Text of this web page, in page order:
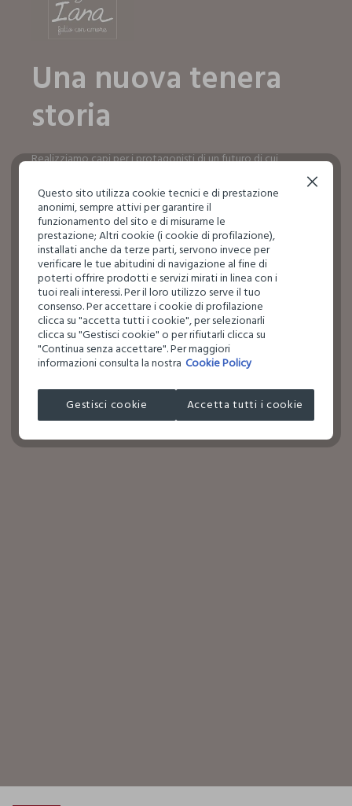
Una nuova tenera
storia
Realizziamo capi per i protagonisti di un futuro di cui
SCOPRI IL MONDO IANA
SCOPRI IL MONDO IANA
Questo sito utilizza cookie tecnici e di prestazione
anonimi, sempre attivi per garantire il
funzionamento del sito e di misurarne le
prestazione; Altri cookie (i cookie di profilazione),
installati anche da terze parti, servono invece per
verificare le tue abitudini di navigazione al fine di
poterti offrire prodotti e servizi mirati in linea con i
tuoi reali interessi. Per il loro utilizzo serve il tuo
consenso. Per accettare i cookie di profilazione
clicca su "accetta tutti i cookie", per selezionarli
clicca su "Gestisci cookie" o per rifiutarli clicca su
"Continua senza accettare". Per maggiori
informazioni consulta la nostra Cookie Policy
Gestisci cookie Accetta tutti i cookie
Continua senza accettare